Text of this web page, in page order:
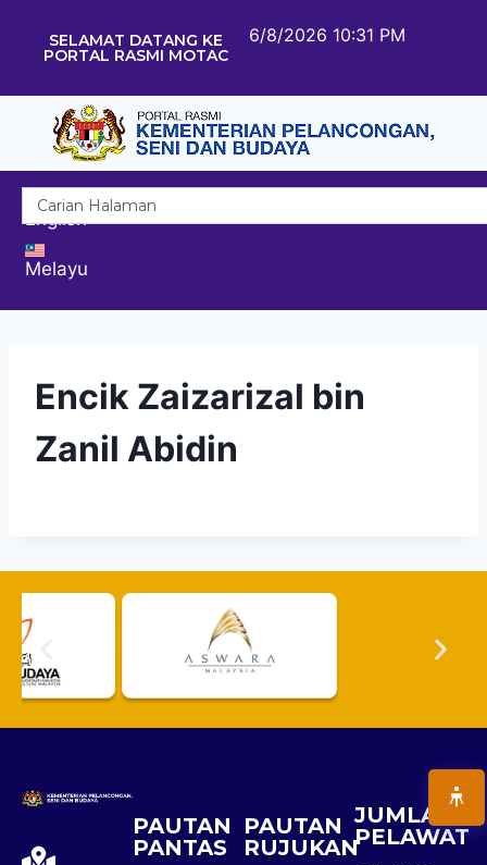
SELAMAT DATANG KE
PORTAL RASMI MOTAC
6/8/2026 10:31 PM
English
Melayu
Encik Zaizarizal bin
Zanil Abidin
PAUTAN
PANTAS
PAUTAN
RUJUKAN
JUMLAH
PELAWAT